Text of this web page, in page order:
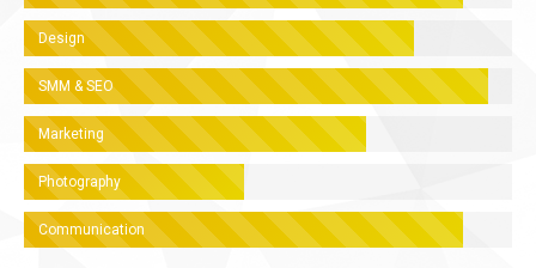
Design
SMM & SEO
Marketing
Photography
Communication